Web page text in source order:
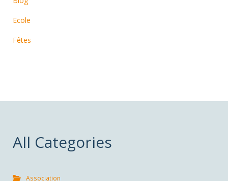
Ecole
Fêtes
All Categories
Association